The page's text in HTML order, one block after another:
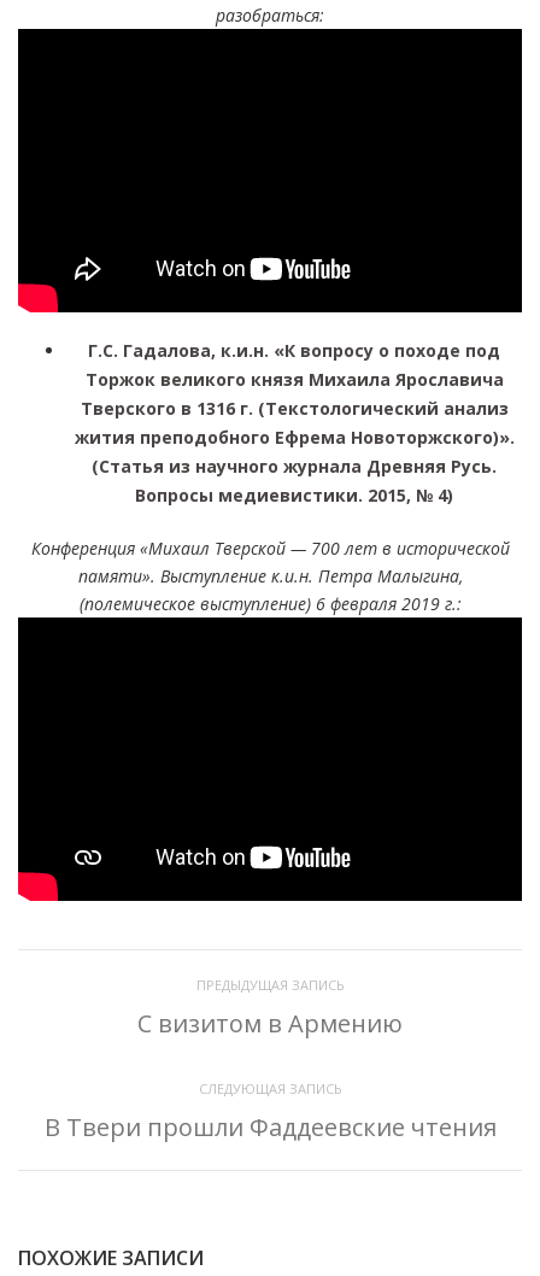
разобраться:
Г.С. Гадалова, к.и.н. «К вопросу о походе под
Торжок великого князя Михаила Ярославича
Тверского в 1316 г. (Текстологический анализ
жития преподобного Ефрема Новоторжского)».
(Статья из научного журнала Древняя Русь.
Вопросы медиевистики. 2015, № 4)
Конференция «Михаил Тверской — 700 лет в исторической
памяти». Выступление к.и.н. Петра Малыгина,
(полемическое выступление) 6 февраля 2019 г.:
ПРЕДЫДУЩАЯ ЗАПИСЬ
С визитом в Армению
СЛЕДУЮЩАЯ ЗАПИСЬ
В Твери прошли Фаддеевские чтения
ПОХОЖИЕ ЗАПИСИ